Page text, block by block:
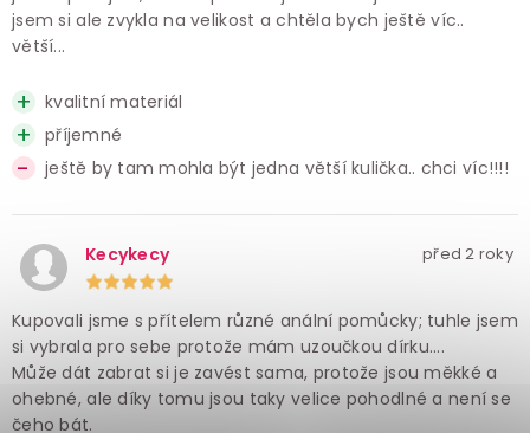
jsem si ale zvykla na velikost a chtěla bych ještě víc..
větší...
kvalitní materiál
příjemné
ještě by tam mohla být jedna větší kulička.. chci víc!!!!
Kecykecy před 2 roky
Kupovali jsme s přítelem různé anální pomůcky; tuhle jsem
si vybrala pro sebe protože mám uzoučkou dírku....
Může dát zabrat si je zavést sama, protože jsou měkké a
ohebné, ale díky tomu jsou taky velice pohodlné a není se
čeho bát.